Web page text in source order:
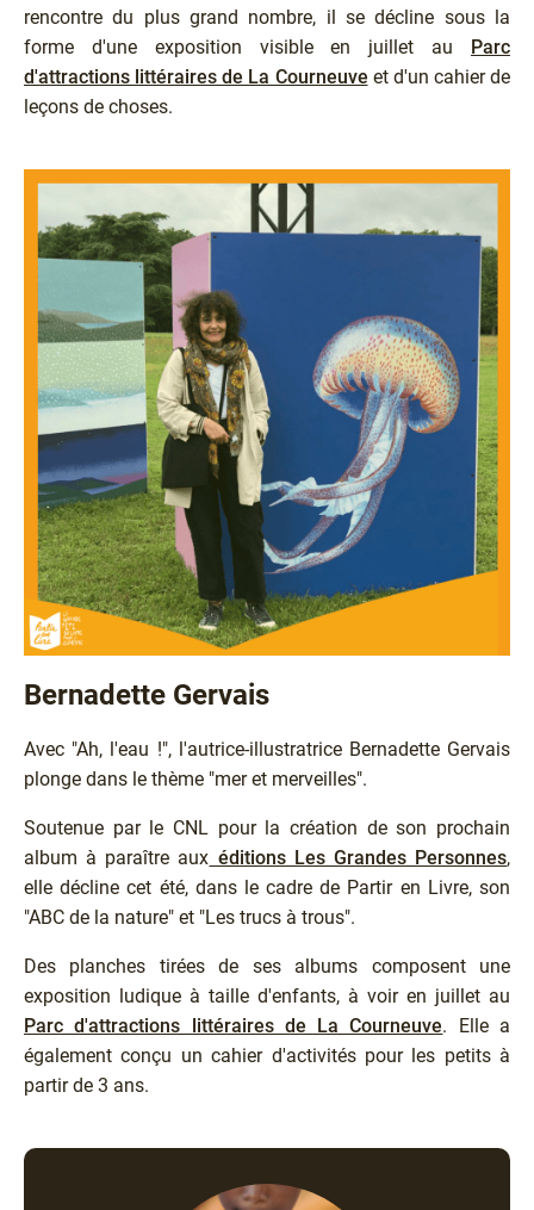
rencontre du plus grand nombre, il se décline sous la
forme d'une exposition visible en juillet au Parc
d'attractions littéraires de La Courneuve et d'un cahier de
leçons de choses.
Bernadette Gervais
Avec "Ah, l'eau !", l'autrice-illustratrice Bernadette Gervais
plonge dans le thème "mer et merveilles".
Soutenue par le CNL pour la création de son prochain
album à paraître aux éditions Les Grandes Personnes,
elle décline cet été, dans le cadre de Partir en Livre, son
"ABC de la nature" et "Les trucs à trous".
Des planches tirées de ses albums composent une
exposition ludique à taille d'enfants, à voir en juillet au
Parc d'attractions littéraires de La Courneuve. Elle a
également conçu un cahier d'activités pour les petits à
partir de 3 ans.